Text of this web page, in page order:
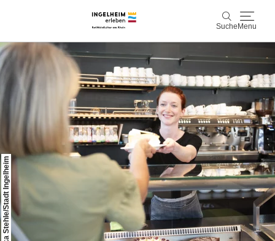
Suche Menu
Suche
Entdecken & Erleben
Wein & Genuss
Kaiserpfalz, Kunst & Kultur
Planen & Buchen
Info & Service
Leichte Sprache UnterkünfteErlebnisse buchen
© Angelika Stehle/Stadt Ingelheim